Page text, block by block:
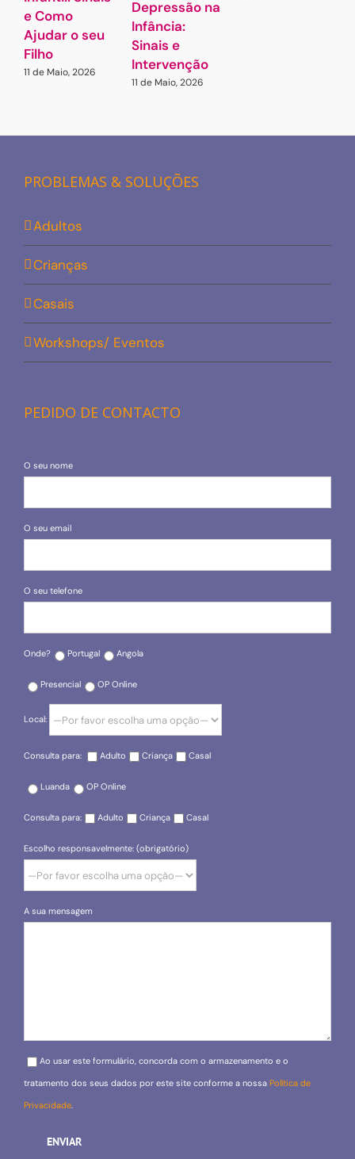
e Como
Ajudar o seu
Filho
11 de Maio, 2026
Depressão na
Infância:
Sinais e
Intervenção
11 de Maio, 2026
PROBLEMAS & SOLUÇÕES
Adultos
Crianças
Casais
Workshops/ Eventos
PEDIDO DE CONTACTO
O seu nome
O seu email
O seu telefone
Onde? Portugal Angola
Presencial OP Online
Local:
Consulta para: Adulto Criança Casal
Luanda OP Online
Consulta para: Adulto Criança Casal
Escolho responsavelmente: (obrigatório)
A sua mensagem
Please leave this field empty.
Ao usar este formulário, concorda com o armazenamento e o
tratamento dos seus dados por este site conforme a nossa Política de
Privacidade.